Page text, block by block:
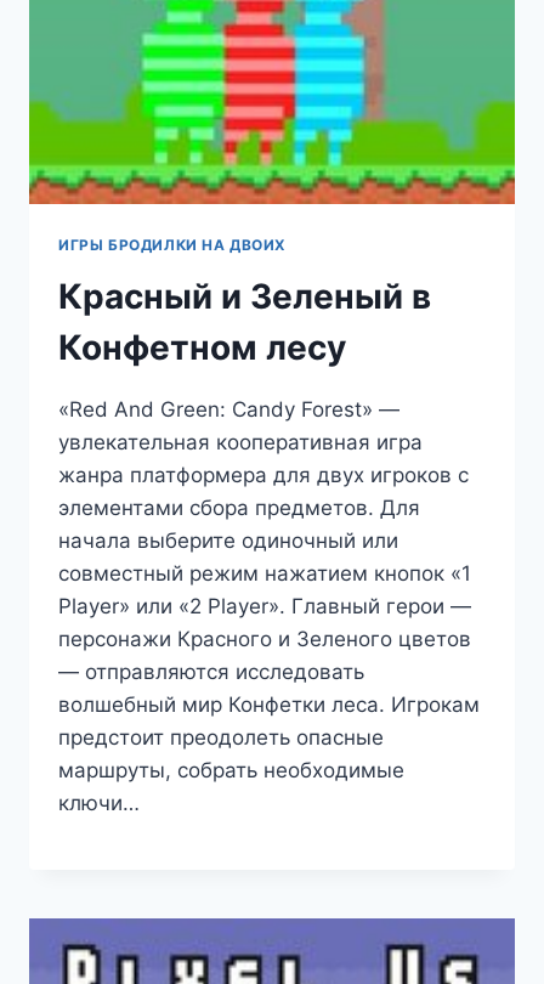
ИГРЫ БРОДИЛКИ НА ДВОИХ
Красный и Зеленый в
Конфетном лесу
«Red And Green: Candy Forest» —
увлекательная кооперативная игра
жанра платформера для двух игроков с
элементами сбора предметов. Для
начала выберите одиночный или
совместный режим нажатием кнопок «1
Player» или «2 Player». Главный герои —
персонажи Красного и Зеленого цветов
— отправляются исследовать
волшебный мир Конфетки леса. Игрокам
предстоит преодолеть опасные
маршруты, собрать необходимые
ключи…